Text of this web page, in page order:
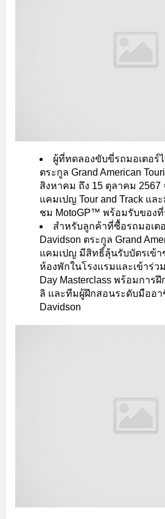
ผู้ที่ทดลองขับขี่รถมอเตอร์
ตระกูล Grand American
สิงหาคม ถึง 15 ตุลาคม 2567
แคมเปญ Tour and Track แล
ชม MotoGP™ พร้อมรับของที่
สำหรับลูกค้าที่ซื้อรถมอเต
Davidson ตระกูล Grand
แคมเปญ มีสิทธิ์ลุ้นรับบัตรเข้
ห้องพักในโรงแรมและเข้าร่ว
Day Masterclass พร้อมการ
ลิ และทีมผู้ฝึกสอนระดับมืออา
Davidson